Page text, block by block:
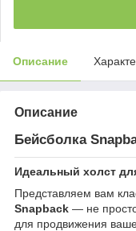
Описание
Описание
Бейсболка
Идеальный холст
Представляем вам
Snapback — не
для продвижения